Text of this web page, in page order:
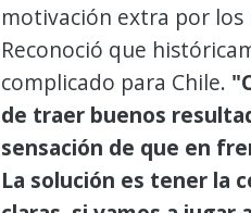
motivación extra por
Reconoció que
complicado para Chile.
de traer buenos
sensación de que en
La solución es tener la